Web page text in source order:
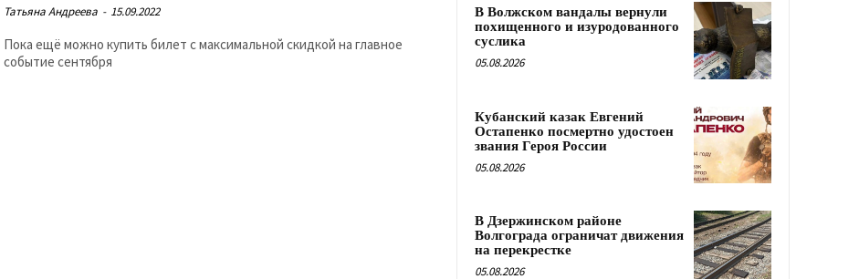
Татьяна Андреева - 15.09.2022
Пока ещё можно купить билет с максимальной скидкой на главное
событие сентября
В Волжском вандалы вернули
похищенного и изуродованного
суслика
05.08.2026
Кубанский казак Евгений
Остапенко посмертно удостоен
звания Героя России
05.08.2026
В Дзержинском районе
Волгограда ограничат движения
на перекрестке
05.08.2026